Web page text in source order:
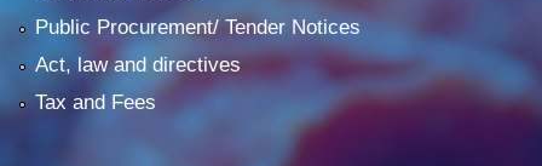
Public Procurement/ Tender Notices
Act, law and directives
Tax and Fees